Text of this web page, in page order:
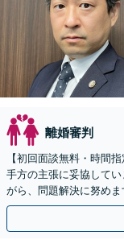
離婚審判
【初回面談無料・時間
手方の主張に妥協して
がら、問題解決に努め
格者の弁護士も在籍中